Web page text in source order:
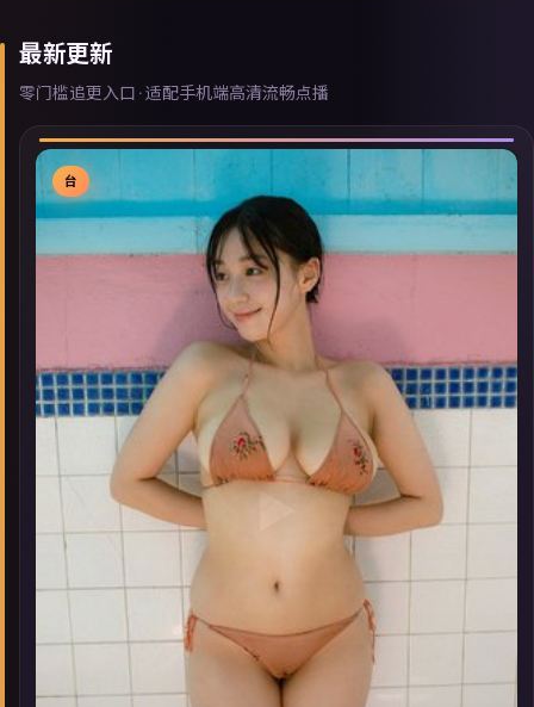
最新更新
零门槛追更入口 · 适配手机端高清流畅点播
▶
台